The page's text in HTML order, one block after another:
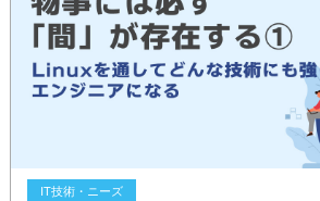
IT技術・ニーズ